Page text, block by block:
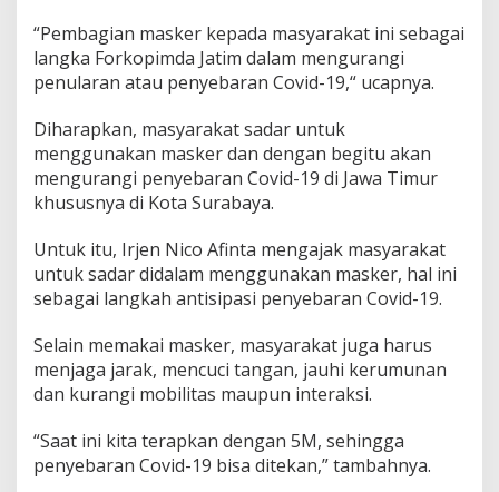
r
a
b
y
“Pembagian masker kepada masyarakat ini sebagai
langka Forkopimda Jatim dalam mengurangi
penularan atau penyebaran Covid-19,“ ucapnya.
Diharapkan, masyarakat sadar untuk
menggunakan masker dan dengan begitu akan
mengurangi penyebaran Covid-19 di Jawa Timur
khususnya di Kota Surabaya.
Untuk itu, Irjen Nico Afinta mengajak masyarakat
untuk sadar didalam menggunakan masker, hal ini
sebagai langkah antisipasi penyebaran Covid-19.
Selain memakai masker, masyarakat juga harus
menjaga jarak, mencuci tangan, jauhi kerumunan
dan kurangi mobilitas maupun interaksi.
“Saat ini kita terapkan dengan 5M, sehingga
penyebaran Covid-19 bisa ditekan,” tambahnya.